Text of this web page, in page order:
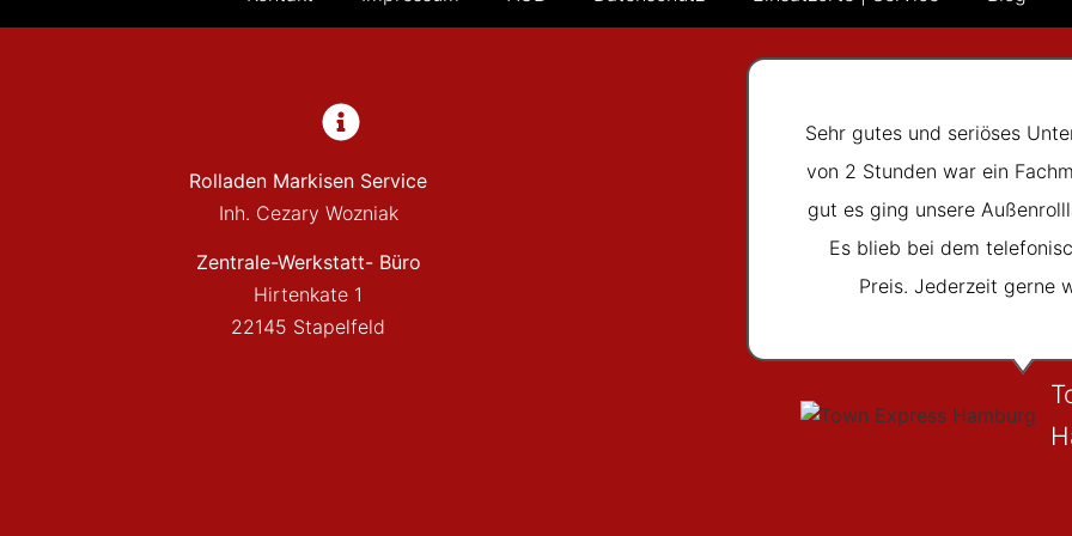
Rolladen Markisen Service
Inh. Cezary Wozniak
Zentrale-Werkstatt- Büro
Hirtenkate 1
22145 Stapelfeld
Sehr gutes und seriöses
von 2 Stunden war ein
gut es ging unsere
Es blieb bei dem
Preis. Jederzeit gerne